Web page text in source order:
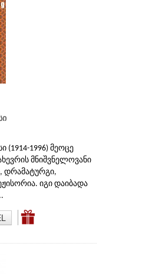
(1914-1996) მეოცე
მნიშვნელოვანი
დრამატურგი,
იგი დაიბადა